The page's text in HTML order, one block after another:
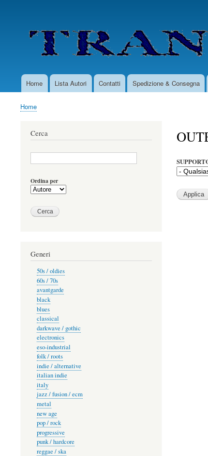
menu
MainHome Lista Autori Contatti Spedizione & Consegna
Briciole
pane
Home
Cerca
Ordina per
Generi
50s / oldies
60s / 70s
avantgarde
black
blues
classical
darkwave / gothic
electronics
eso-industrial
folk / roots
indie / alternative
italian indie
italy
jazz / fusion / ecm
metal
new age
pop / rock
progressive
punk / hardcore
reggae / ska